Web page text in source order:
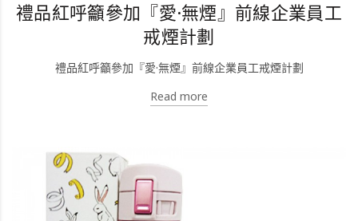
禮品紅呼籲參加『愛·無煙』前線企業員工
戒煙計劃
禮品紅呼籲參加『愛·無煙』前線企業員工戒煙計劃
Read more